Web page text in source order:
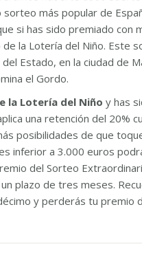
sorteo más popular de
si has sido premiado con
la Lotería del Niño. Este
Estado, en la ciudad de
el Gordo.
la Lotería del Niño y has
una retención del 20%
posibilidades de que
inferior a 3.000 euros
del Sorteo
plazo de tres meses.
y perderás tu premio